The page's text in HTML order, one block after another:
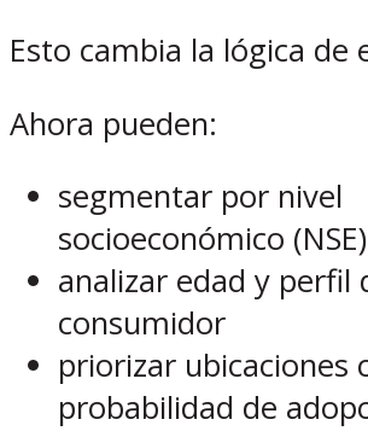
Esto cambia la lógica de
Ahora pueden:
segmentar por nivel
socioeconómico (NSE)
analizar edad y perfil
consumidor
priorizar ubicaciones
probabilidad de